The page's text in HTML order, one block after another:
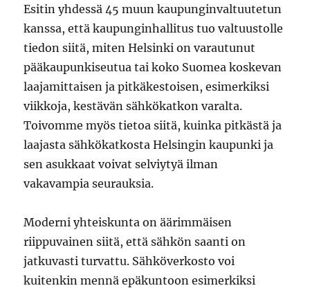
Esitin yhdessä 45 muun kaupunginvaltuutetun
kanssa, että kaupunginhallitus tuo valtuustolle
tiedon siitä, miten Helsinki on varautunut
pääkaupunkiseutua tai koko Suomea koskevan
laajamittaisen ja pitkäkestoisen, esimerkiksi
viikkoja, kestävän sähkökatkon varalta.
Toivomme myös tietoa siitä, kuinka pitkästä ja
laajasta sähkökatkosta Helsingin kaupunki ja
sen asukkaat voivat selviytyä ilman
vakavampia seurauksia.
Moderni yhteiskunta on äärimmäisen
riippuvainen siitä, että sähkön saanti on
jatkuvasti turvattu. Sähköverkosto voi
kuitenkin mennä epäkuntoon esimerkiksi